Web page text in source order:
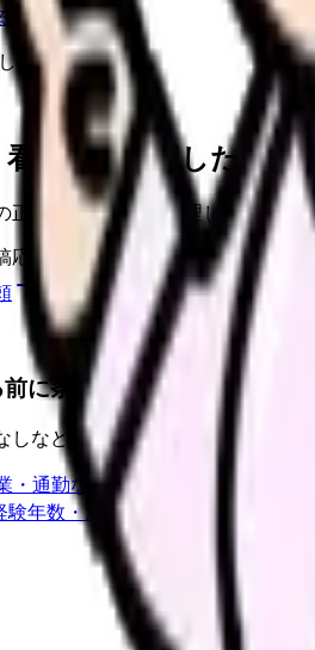
てください
護師が確認したい内
直な大変さまで整理し、応募前
応募前FAQ
サービス詳細を見る
に条件で比べましょう。
などは職場差が大きい領域です
・通勤など、譲れない条件で比較
験年数・施設形態から、今の給料